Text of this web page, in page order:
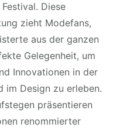
Diese
zieht Modefans,
aus der ganzen
Gelegenheit, um
Innovationen in der
im Design zu erleben.
präsentieren
renommierter